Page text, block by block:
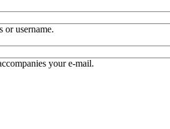
or username.
your e-mail.